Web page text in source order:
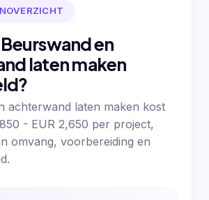
en
laten maken
achterwand laten maken kost
- EUR 2,650 per project,
omvang, voorbereiding en